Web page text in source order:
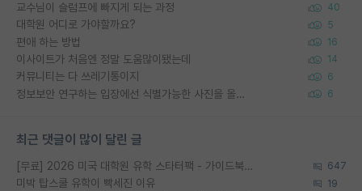
교수님이 슬럼프에 빠지게 되는 과정 40
대학원 어디로 가야할까요? 5
편애 하는 방법 16
이사이트가 처음엔 정말 도움많이됐는데 14
커뮤니티는 다 쓰레기통이지 6
정보보안 연구하는 입장에선 식별가능한 사진을 올리는건 비추이긴함 6
최근 댓글이 많이 달린 글
[무료] 2026 미국 대학원 유학 스타터팩 - 가이드북 & 합격자 컨택메일 템플릿 647
미박 탑스쿨 유학이 빡세진 이유 19